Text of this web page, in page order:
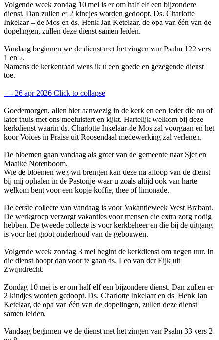
Volgende week zondag 10 mei is er om half elf een bijzondere
dienst. Dan zullen er 2 kindjes worden gedoopt. Ds. Charlotte
Inkelaar – de Mos en ds. Henk Jan Ketelaar, de opa van één van de
dopelingen, zullen deze dienst samen leiden.
Vandaag beginnen we de dienst met het zingen van Psalm 122 vers
1 en 2.
Namens de kerkenraad wens ik u een goede en gezegende dienst
toe.
+ - 26 apr 2026 Click to collapse
Goedemorgen, allen hier aanwezig in de kerk en een ieder die nu of
later thuis met ons meeluistert en kijkt. Hartelijk welkom bij deze
kerkdienst waarin ds. Charlotte Inkelaar-de Mos zal voorgaan en het
koor Voices in Praise uit Roosendaal medewerking zal verlenen.
De bloemen gaan vandaag als groet van de gemeente naar Sjef en
Maaike Notenboom.
Wie de bloemen weg wil brengen kan deze na afloop van de dienst
bij mij ophalen in de Pastorije waar u zoals altijd ook van harte
welkom bent voor een kopje koffie, thee of limonade.
De eerste collecte van vandaag is voor Vakantieweek West Brabant.
De werkgroep verzorgt vakanties voor mensen die extra zorg nodig
hebben. De tweede collecte is voor kerkbeheer en die bij de uitgang
is voor het groot onderhoud van de gebouwen.
Volgende week zondag 3 mei begint de kerkdienst om negen uur. In
die dienst hoopt dan voor te gaan ds. Leo van der Eijk uit
Zwijndrecht.
Zondag 10 mei is er om half elf een bijzondere dienst. Dan zullen er
2 kindjes worden gedoopt. Ds. Charlotte Inkelaar en ds. Henk Jan
Ketelaar, de opa van één van de dopelingen, zullen deze dienst
samen leiden.
Vandaag beginnen we de dienst met het zingen van Psalm 33 vers 2